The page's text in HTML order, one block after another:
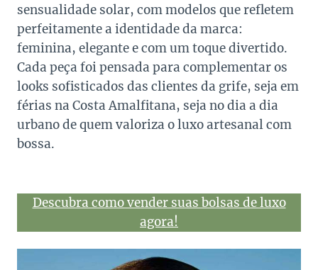
sensualidade solar, com modelos que refletem
perfeitamente a identidade da marca:
feminina, elegante e com um toque divertido.
Cada peça foi pensada para complementar os
looks sofisticados das clientes da grife, seja em
férias na Costa Amalfitana, seja no dia a dia
urbano de quem valoriza o luxo artesanal com
bossa.
Descubra como vender suas bolsas de luxo
agora!